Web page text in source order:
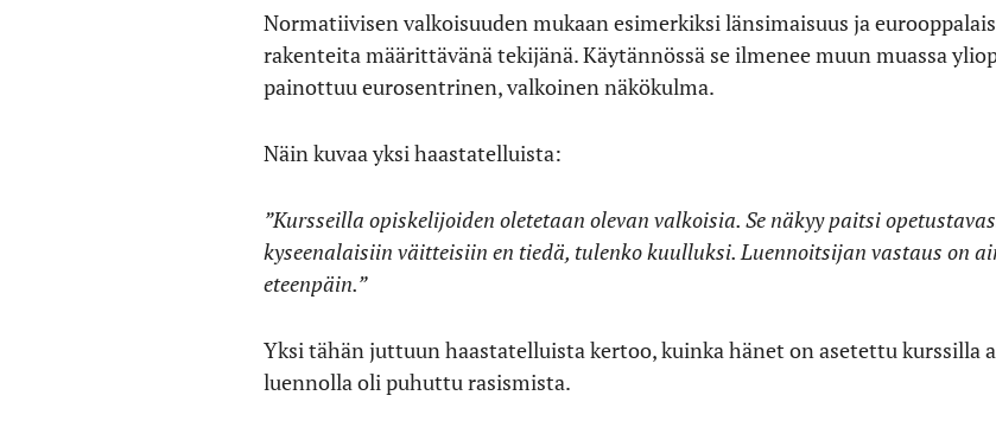
Normatiivisen valkoisuuden mukaan esimerkiksi länsimaisuus ja
rakenteita määrittävänä tekijänä. Käytännössä se ilmenee muun muassa
painottuu eurosentrinen, valkoinen näkökulma.
Näin kuvaa yksi haastatelluista:
”Kursseilla opiskelijoiden oletetaan olevan valkoisia. Se näkyy paitsi
kyseenalaisiin väitteisiin en tiedä, tulenko kuulluksi. Luennoitsijan vastaus on
eteenpäin.”
Yksi tähän juttuun haastatelluista kertoo, kuinka hänet on asetettu kurssilla
luennolla oli puhuttu rasismista.